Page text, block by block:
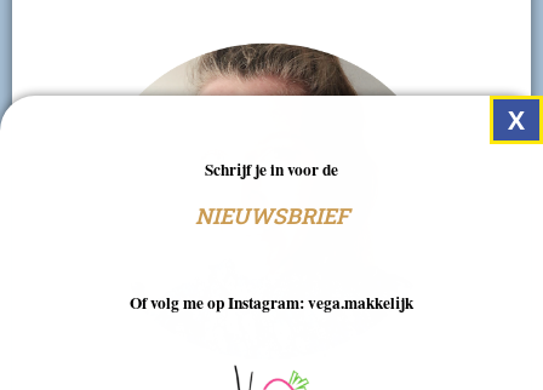
Schrijf je in voor de
NIEUWSBRIEF
Of volg me op Instagram: vega.makkelijk